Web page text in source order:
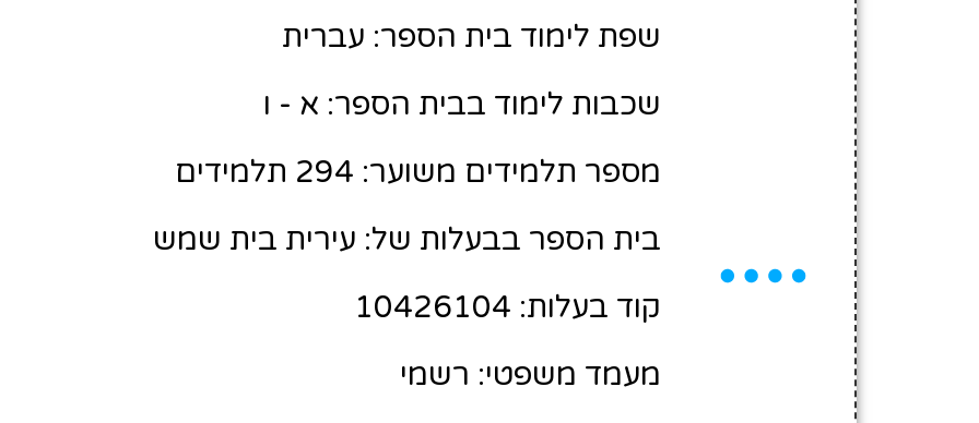
שפת לימוד בית הספר: עברית
שכבות לימוד בבית הספר: א - ו
מספר תלמידים משוער: 294 תלמידים
בית הספר בבעלות של: עירית בית שמש
קוד בעלות: 10426104
מעמד משפטי: רשמי